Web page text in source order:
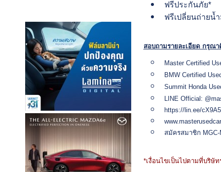
ฟรีประกันภัย*
ฟรีเปลี่ยนถ่ายน้
สอบถามรายละเอียด กรุณ
Master Certified
BMW Certified
Summit Honda
LINE Official:
https://lin.ee/
สมัครสมาชิก
*เงื่อนไขเป็นไปตามที่บริษั